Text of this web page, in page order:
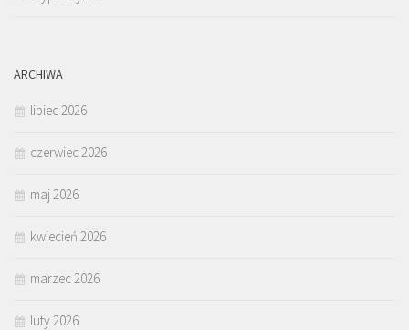
ARCHIWA
lipiec 2026
czerwiec 2026
maj 2026
kwiecień 2026
marzec 2026
luty 2026